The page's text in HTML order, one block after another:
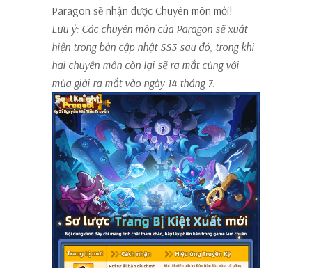
Paragon sẽ nhận được Chuyên môn mới!
Lưu ý: Các chuyên môn của Paragon sẽ xuất
hiện trong bản cập nhật SS3 sau đó, trong khi
hai chuyên môn còn lại sẽ ra mắt cùng với
mùa giải ra mắt vào ngày 14 tháng 7.